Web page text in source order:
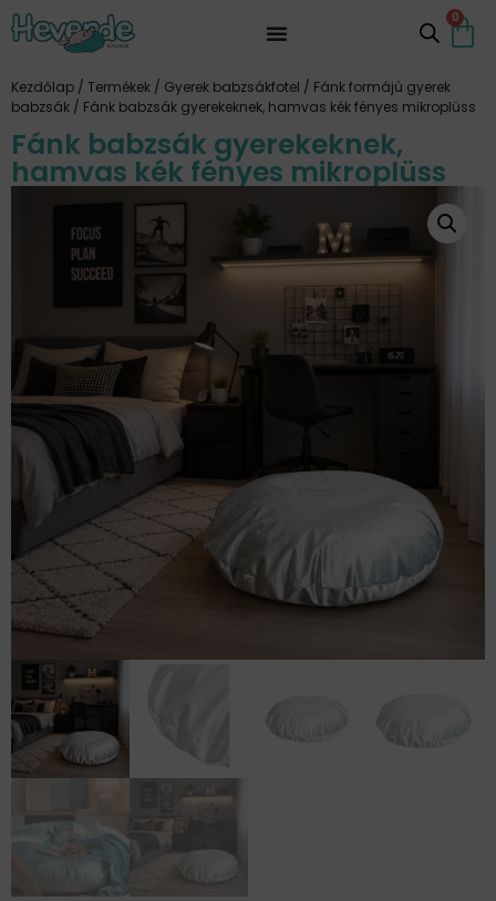
0
Kezdőlap / Termékek / Gyerek babzsákfotel / Fánk formájú gyerek
babzsák / Fánk babzsák gyerekeknek, hamvas kék fényes mikroplüss
Fánk babzsák gyerekeknek,
hamvas kék fényes mikroplüss